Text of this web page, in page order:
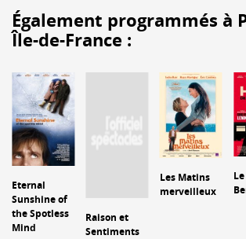
Également programmés à
Île-de-France :
Eternal
Sunshine of
the Spotless
Mind
Raison et
Sentiments
Les Matins
merveilleux